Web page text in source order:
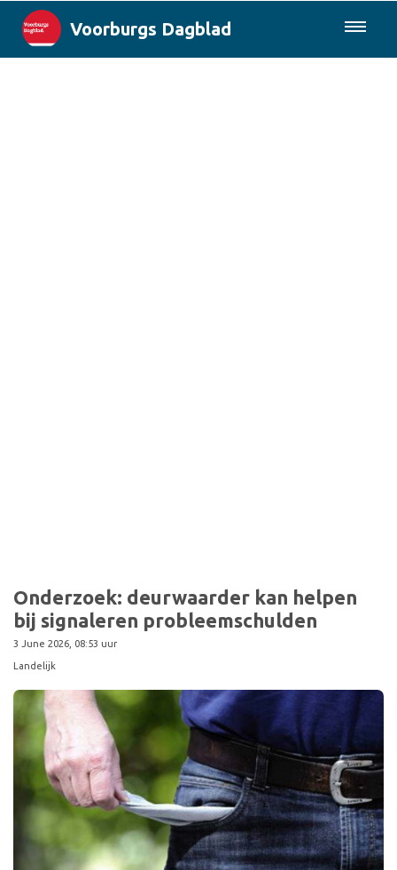
Voorburgs Dagblad
Onderzoek: deurwaarder kan helpen
bij signaleren probleemschulden
3 June 2026, 08:53 uur
Landelijk